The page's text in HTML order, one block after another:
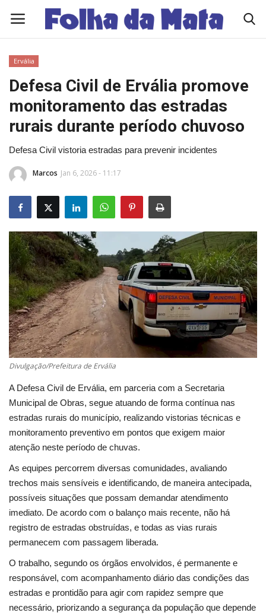
Quem Somos
Como Anunciar
Eleições 2026
Edições Diárias - NOTÍCIAS DO DIA
Polícia/Acidente
Viçosa
Cultura
UFV
Oportunidade
Sua Cidade
Tempo
Saúde
Política
Trânsito
Segurança Pública
Economia
Educação
Ervália
Defesa Civil de Ervália promove
monitoramento das estradas
rurais durante período chuvoso
Defesa Civil vistoria estradas para prevenir incidentes
Marcos Jan 6, 2026 - 11:17
Divulgação/Prefeitura de Ervália
A Defesa Civil de Ervália, em parceria com a Secretaria
Municipal de Obras, segue atuando de forma contínua nas
estradas rurais do município, realizando vistorias técnicas e
monitoramento preventivo em pontos que exigem maior
atenção neste período de chuvas.
As equipes percorrem diversas comunidades, avaliando
trechos mais sensíveis e identificando, de maneira antecipada,
possíveis situações que possam demandar atendimento
imediato. De acordo com o balanço mais recente, não há
registro de estradas obstruídas, e todas as vias rurais
permanecem com passagem liberada.
O trabalho, segundo os órgãos envolvidos, é permanente e
responsável, com acompanhamento diário das condições das
estradas e prontidão para agir com rapidez sempre que
necessário, priorizando a segurança da população que depende